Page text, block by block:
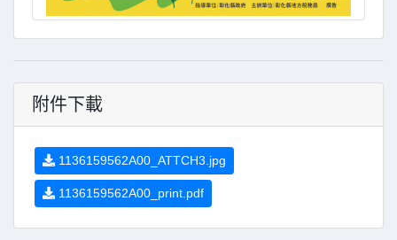
附件下載
1136159562A00_ATTCH3.jpg
1136159562A00_print.pdf